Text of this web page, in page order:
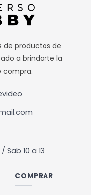
de productos de
a brindarte la
compra.
Sab 10 a 13
COMPRAR